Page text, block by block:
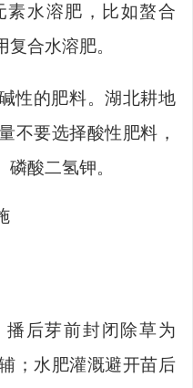
素水溶肥，比如螯合
合水溶肥。
性的肥料。湖北耕地
不要选择酸性肥料，
磷酸二氢钾。
播后芽前封闭除草为
；水肥灌溉避开苗后